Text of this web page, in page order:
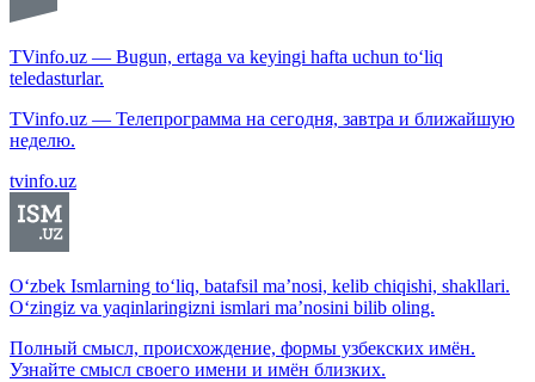
TVinfo.uz — Bugun, ertaga va keyingi hafta uchun to‘liq
teledasturlar.
TVinfo.uz — Телепрограмма на сегодня, завтра и ближайшую
неделю.
tvinfo.uz
O‘zbek Ismlarning to‘liq, batafsil ma’nosi, kelib chiqishi, shakllari.
O‘zingiz va yaqinlaringizni ismlari ma’nosini bilib oling.
Полный смысл, происхождение, формы узбекских имён.
Узнайте смысл своего имени и имён близких.